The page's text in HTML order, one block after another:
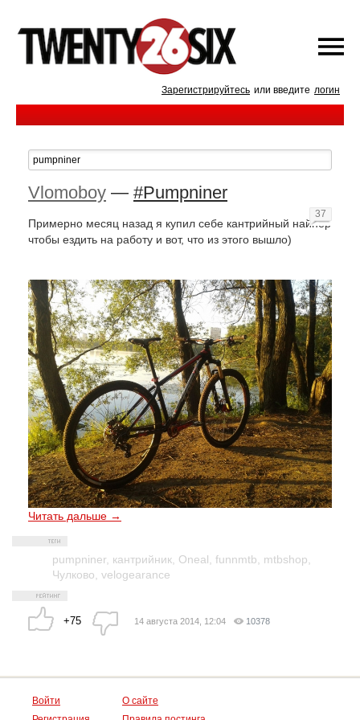
Зарегистрируйтесь или введите логин
Vlomoboy — #Pumpniner
Примерно месяц назад я купил себе кантрийный найнер
чтобы ездить на работу и вот, что из этого вышло)
Читать дальше →
pumpniner кантрийник Oneal funnmtb mtbshop
Чулково velogearance
+75
37
14 августа 2014, 12:04 10378
Войти
О сайте